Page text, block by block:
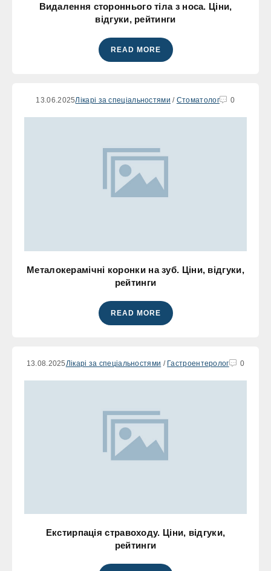
Видалення стороннього тіла з носа. Ціни,
відгуки, рейтинги
READ MORE
13.06.2025Лікарі за спеціальностями / Стоматолог 0
Металокерамічні коронки на зуб. Ціни, відгуки,
рейтинги
READ MORE
13.08.2025 Лікарі за спеціальностями / Гастроентеролог 0
Екстирпація стравоходу. Ціни, відгуки,
рейтинги